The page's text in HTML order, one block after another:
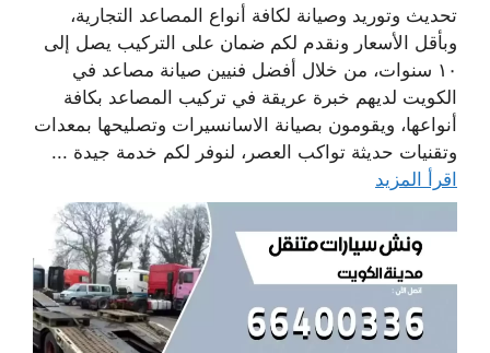
تحديث وتوريد وصيانة لكافة أنواع المصاعد التجارية،
وبأقل الأسعار ونقدم لكم ضمان على التركيب يصل إلى
١٠ سنوات، من خلال أفضل فنيين صيانة مصاعد في
الكويت لديهم خبرة عريقة في تركيب المصاعد بكافة
أنواعها، ويقومون بصيانة الاسانسيرات وتصليحها بمعدات
وتقنيات حديثة تواكب العصر، لنوفر لكم خدمة جيدة ...
اقرأ المزيد